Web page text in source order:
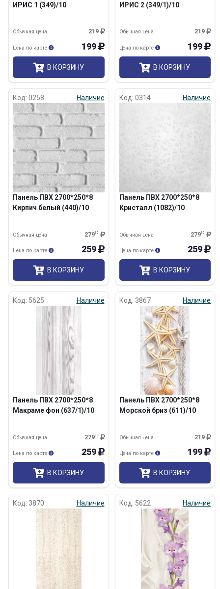
ИРИС 1 (349)/10
219
Обычная цена
199
Цена по карте
В КОРЗИНУ
ИРИС 2 (349/1)/10
219
Обычная цена
199
Цена по карте
В КОРЗИНУ
Код: 0258 Наличие
Панель ПВХ 2700*250*8
Кирпич белый (440)/10
27990
Обычная цена
259
Цена по карте
В КОРЗИНУ
Код: 0314 Наличие
Панель ПВХ 2700*250*8
Кристалл (1082)/10
27990
Обычная цена
259
Цена по карте
В КОРЗИНУ
Код: 5625 Наличие
Панель ПВХ 2700*250*8
Макраме фон (637/1)/10
27990
Обычная цена
259
Цена по карте
В КОРЗИНУ
Код: 3867 Наличие
Панель ПВХ 2700*250*8
Морской бриз (611)/10
219
Обычная цена
199
Цена по карте
В КОРЗИНУ
Код: 3870 Наличие Код: 5622 Наличие